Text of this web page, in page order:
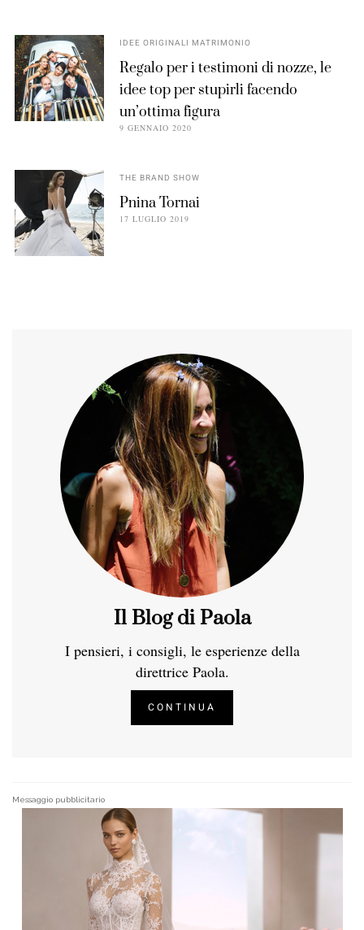
IDEE ORIGINALI MATRIMONIO
Regalo per i testimoni di nozze, le
idee top per stupirli facendo
un’ottima figura
9 GENNAIO 2020
THE BRAND SHOW
Pnina Tornai
17 LUGLIO 2019
Il Blog di Paola
I pensieri, i consigli, le esperienze della
direttrice Paola.
CONTINUA
Messaggio pubblicitario